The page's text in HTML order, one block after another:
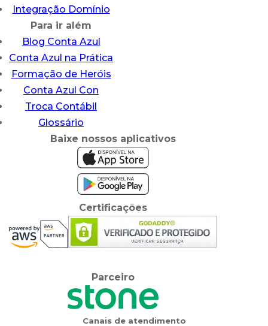
Integração Domínio
Para ir além
Blog Conta Azul
Conta Azul na Prática
Formação de Heróis
Conta Azul Con
Troca Contábil
Glossário
Baixe nossos aplicativos
Certificações
Parceiro
Canais de atendimento